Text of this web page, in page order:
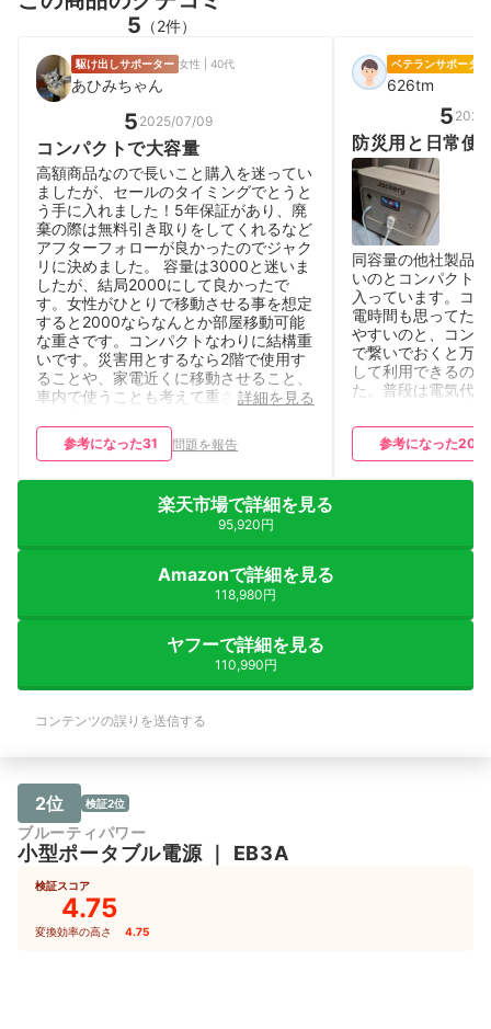
5 （2件）
駆け出しサポーター 女性 | 40代
あひみちゃん
5 2025/07/09
コンパクトで大容量
高額商品なので長いこと購入を迷ってい
ましたが、セールのタイミングでとうと
う手に入れました！5年保証があり、廃
棄の際は無料引き取りをしてくれるなど
アフターフォローが良かったのでジャク
リに決めました。 容量は3000と迷いま
したが、結局2000にして良かったで
す。女性がひとりで移動させる事を想定
すると2000ならなんとか部屋移動可能
な重さです。コンパクトなわりに結構重
いです。災害用とするなら2階で使用す
ることや、家電近くに移動させること、
車内で使うことも考えて重さやサイズ選
点は、シンプルで操作が簡単、コンセン
トから短時間でフル充電可能なところで
ても違和感ありません。我が家は災害用
の備えのつもりなので、一度充電して長
なっているなんて心配もない仕様なとこ
ろがとても良いと思っています。 気に
なった点は、ソーラーパネルが思ったよ
なので設置はシンプルで簡単です。た
だ、強い光があたり続けないとなかなか
充電が進みません。ケータイを充電する
くらいなら曇りの日でも充分な程度かと
は思います。一日中日の当たる場所を確
保出来ない場合はソーラーパネルなしの
車からの充電も可能との事です。 2000
は大容量タイプですが、もっと小さいも
のでも家庭に一台あるとやはり安心だな
いと思いました。大規模災害時には全員
は避難所に入れないと聞きますので、自
力で1週間程度の備えとしても、ぜひ参
考になさってください！
詳細を見る
参考になった31 問題を報告
ベテランサポーター
626tm
5
防災用と日常使
同容量の他社製品
いのとコンパクト
入っています。コ
電時間も思ってた
やすいのと、コン
で繋いでおくと万
して利用できるの
た。普段は電気代
使う際に利用して
参考になった20
楽天市場で詳細を見る
95,920円
Amazonで詳細を見る
118,980円
ヤフーで詳細を見る
110,990円
コンテンツの誤りを送信する
2位 検証2位
ブルーティパワー
小型ポータブル電源 ｜ EB3A
検証スコア
4.75
変換効率の高さ 4.75